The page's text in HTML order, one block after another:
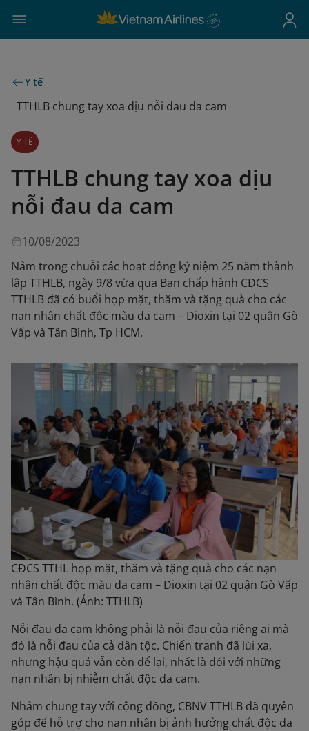
Y tế
TTHLB chung tay xoa dịu nỗi đau da cam
Y TẾ
TTHLB chung tay xoa dịu
nỗi đau da cam
10/08/2023
Nằm trong chuỗi các hoạt động kỷ niệm 25 năm thành
lập TTHLB, ngày 9/8 vừa qua Ban chấp hành CĐCS
TTHLB đã có buổi họp mặt, thăm và tặng quà cho các
nạn nhân chất độc màu da cam – Dioxin tại 02 quận Gò
Vấp và Tân Bình, Tp HCM.
CĐCS TTHL họp mặt, thăm và tặng quà cho các nạn
nhân chất độc màu da cam – Dioxin tại 02 quận Gò Vấp
và Tân Bình. (Ảnh: TTHLB)
Nỗi đau da cam không phải là nỗi đau của riêng ai mà
đó là nỗi đau của cả dân tộc. Chiến tranh đã lùi xa,
nhưng hậu quả vẫn còn để lại, nhất là đối với những
nạn nhân bị nhiễm chất độc da cam.
Nhằm chung tay với cộng đồng, CBNV TTHLB đã quyên
góp để hỗ trợ cho nạn nhân bị ảnh hưởng chất độc da